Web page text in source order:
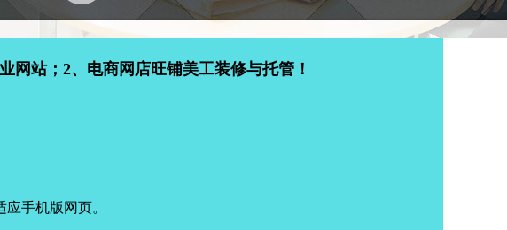
站；2、电商网店旺铺美工装修与托管！
手机版网页。